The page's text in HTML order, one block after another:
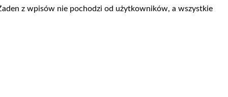
z wpisów nie pochodzi od użytkowników, a wszystkie